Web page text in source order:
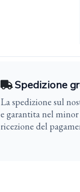
Spedizione
La spedizione sul
e garantita nel
ricezione del